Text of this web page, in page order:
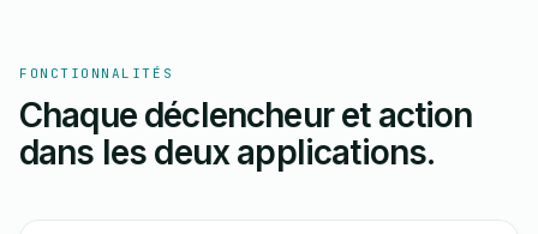
FONCTIONNALITÉS
Chaque déclencheur et action
dans les deux applications.